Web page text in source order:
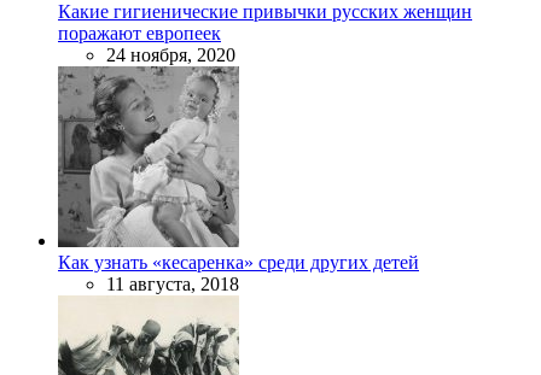
Какие гигиенические привычки русских женщин
поражают европеек
24 ноября, 2020
Как узнать «кесаренка» среди других детей
11 августа, 2018